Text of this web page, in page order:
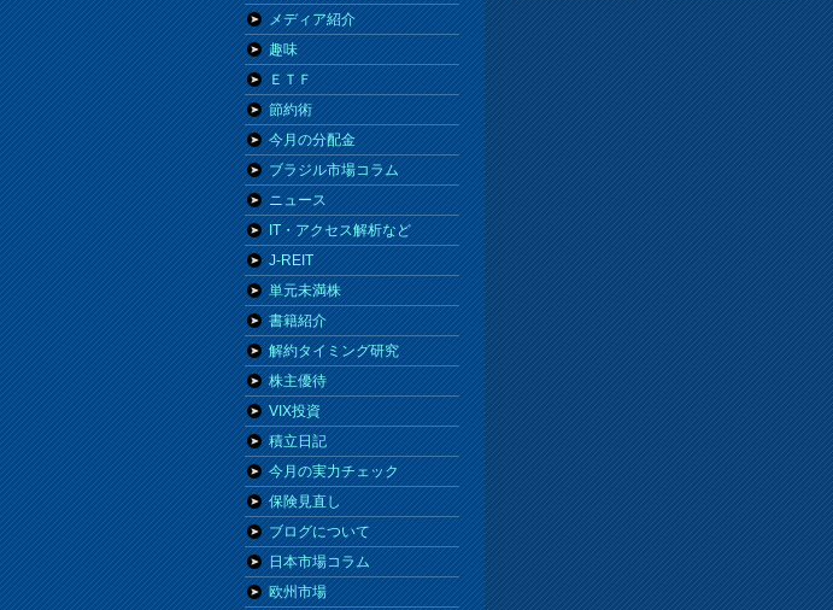
メディア紹介
趣味
ＥＴＦ
節約術
今月の分配金
ブラジル市場コラム
ニュース
IT・アクセス解析など
J-REIT
単元未満株
書籍紹介
解約タイミング研究
株主優待
VIX投資
積立日記
今月の実力チェック
保険見直し
ブログについて
日本市場コラム
欧州市場